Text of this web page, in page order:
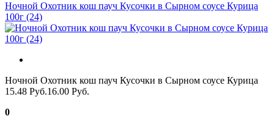
Ночной Охотник кош пауч Кусочки в Сырном соусе Курица
100г (24)
Ночной Охотник кош пауч Кусочки в Сырном соусе Курица
15.48 Руб.16.00 Руб.
0